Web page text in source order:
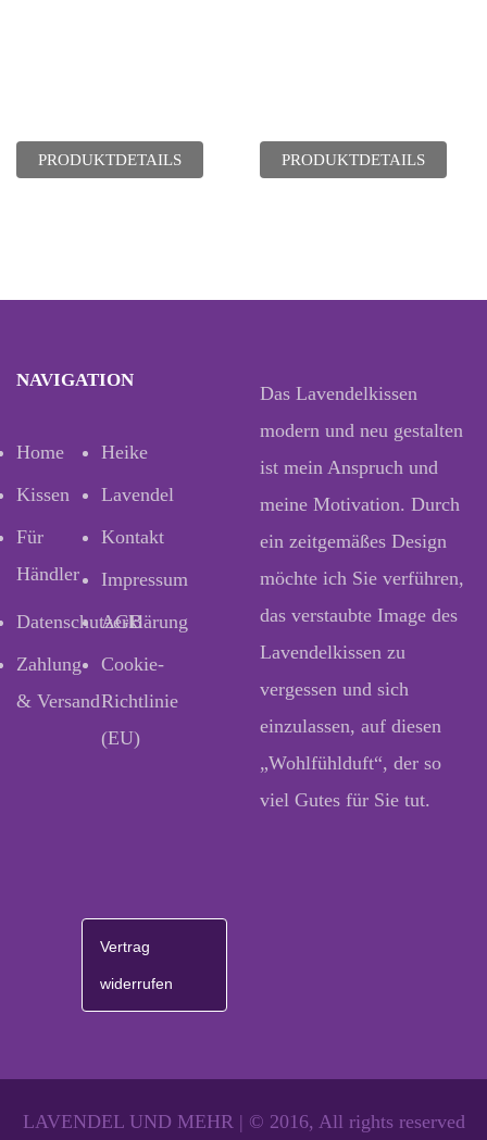
PRODUKTDETAILS PRODUKTDETAILS
NAVIGATION
Home
Heike
Kissen
Lavendel
Für
Händler
Kontakt
Impressum
Datenschutzerklärung
AGB
Zahlung
& Versand
Cookie-
Richtlinie
(EU)
Das Lavendelkissen
modern und neu gestalten
ist mein Anspruch und
meine Motivation. Durch
ein zeitgemäßes Design
möchte ich Sie verführen,
das verstaubte Image des
Lavendelkissen zu
vergessen und sich
einzulassen, auf diesen
„Wohlfühlduft“, der so
viel Gutes für Sie tut.
Vertrag
widerrufen
LAVENDEL UND MEHR | © 2016, All rights reserved